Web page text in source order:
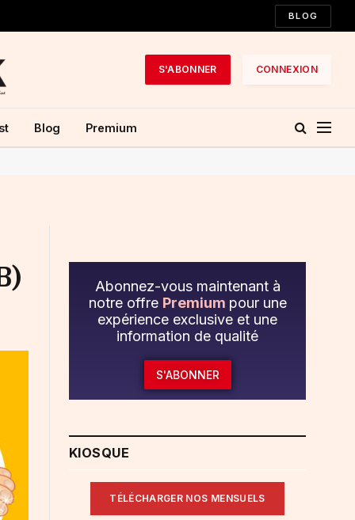
BLOG
S'ABONNER CONNEXION
Blog Premium
Abonnez-vous maintenant à
notre offre Premium pour une
expérience exclusive et une
information de qualité
S'ABONNER
KIOSQUE
TÉLÉCHARGER NOS MENSUELS